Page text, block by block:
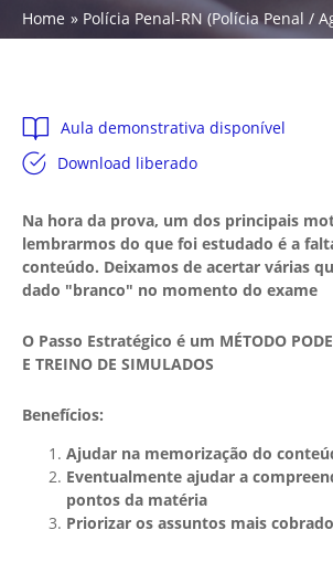
Home Polícia Penal-RN (Polícia Penal /
Aula demonstrativa disponível
Download liberado
Na hora da prova, um dos principais
lembrarmos do que foi estudado é a
conteúdo. Deixamos de acertar várias
dado "branco" no momento do exame
O Passo Estratégico é um MÉTODO
E TREINO DE SIMULADOS
Benefícios:
Ajudar na memorização do
Eventualmente ajudar a
pontos da matéria
Priorizar os assuntos mais